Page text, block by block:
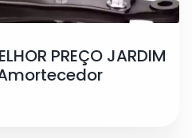
PREÇO JARDIM